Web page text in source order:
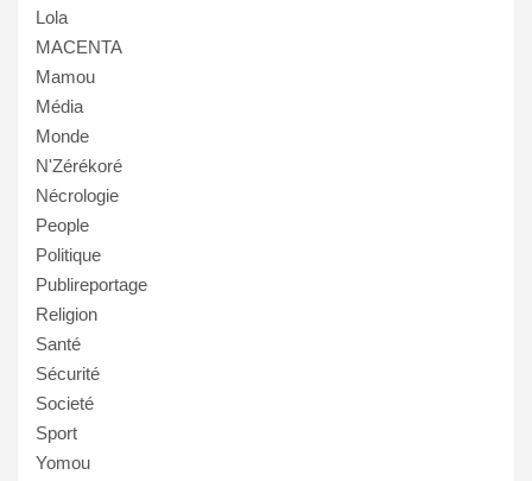
Lola
MACENTA
Mamou
Média
Monde
N'Zérékoré
Nécrologie
People
Politique
Publireportage
Religion
Santé
Sécurité
Societé
Sport
Yomou